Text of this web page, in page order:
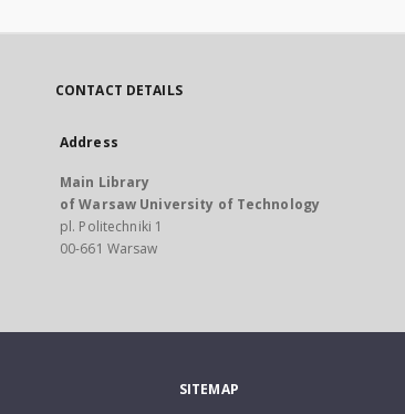
CONTACT DETAILS
Address
Main Library
of Warsaw University of Technology
pl. Politechniki 1
00-661 Warsaw
SITEMAP